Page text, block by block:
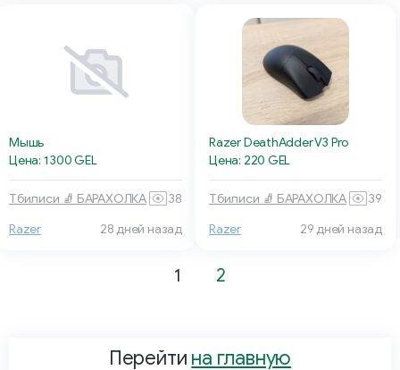
Мышь
Цена: 1 300 GEL
Тбилиси 🧦 БАРАХОЛКА 38
Razer 28 дней назад
Razer DeathAdder V3 Pro
Цена: 220 GEL
Тбилиси 🧦 БАРАХОЛКА 39
Razer 29 дней назад
1 2
Перейти на главную